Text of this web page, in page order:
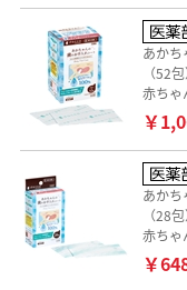
あか
（52包
赤ちゃ
￥
あか
（28包
赤ちゃ
￥